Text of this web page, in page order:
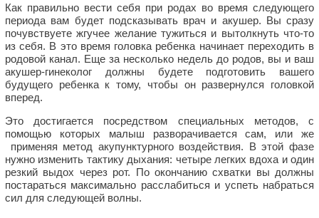
Как правильно вести себя при родах во время следующего
периода вам будет подсказывать врач и акушер. Вы сразу
почувствуете жгучее желание тужиться и вытолкнуть что-то
из себя. В это время головка ребенка начинает переходить в
родовой канал. Еще за несколько недель до родов, вы и ваш
акушер-гинеколог должны будете подготовить вашего
будущего ребенка к тому, чтобы он развернулся головкой
вперед.
Это достигается посредством специальных методов, с
помощью которых малыш разворачивается сам, или же
применяя метод акупунктурного воздействия. В этой фазе
нужно изменить тактику дыхания: четыре легких вдоха и один
резкий выдох через рот. По окончанию схватки вы должны
постараться максимально расслабиться и успеть набраться
сил для следующей волны.